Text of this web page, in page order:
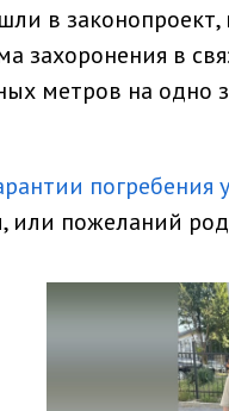
в
захоронения в
метров на одно
погребения
или пожеланий